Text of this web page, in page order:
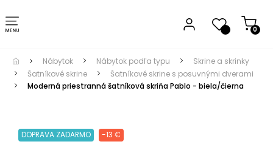
0
Toggle navigation
Nábytok Nábytok podľa typu
Skrine a skrinky
Šatníkové skrine
Šatníkové skrine s posuvnými dverami
Moderná priestranná šatníková skriňa Pablo - biela/čierna
DOPRAVA ZADARMO -13 €